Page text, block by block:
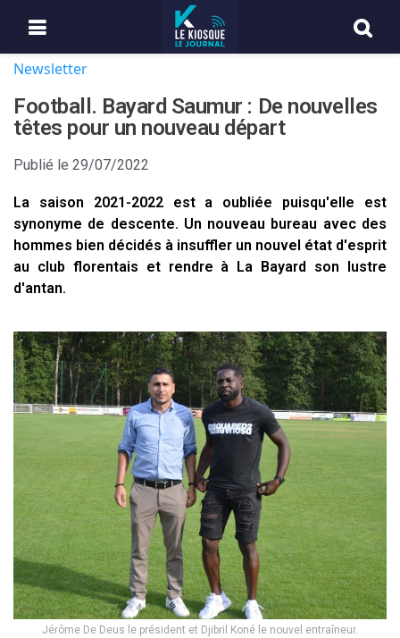
Newsletter
Football. Bayard Saumur : De nouvelles
têtes pour un nouveau départ
Publié le 29/07/2022
La saison 2021-2022 est a oubliée puisqu'elle est
synonyme de descente. Un nouveau bureau avec des
hommes bien décidés à insuffler un nouvel état d'esprit
au club florentais et rendre à La Bayard son lustre
d'antan.
Jérôme De Deus le président et Djibril Koné le nouvel entraîneur.